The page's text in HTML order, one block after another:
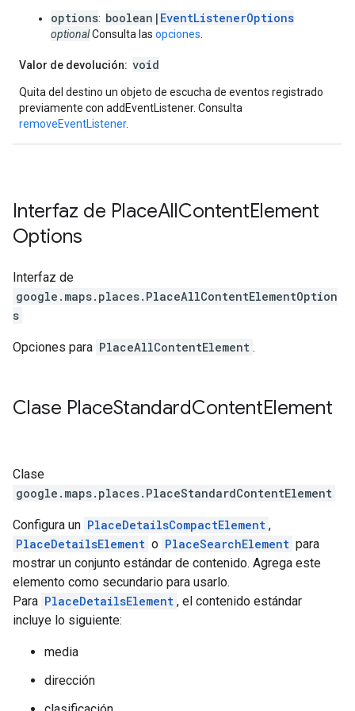
options: boolean| EventListenerOptions
optionalConsulta las opciones
Valor de devolución: void
Quita del destino un objeto de escucha de eventos registrado
previamente con addEventListener. Consulta
removeEventListener.
Interfaz de PlaceAllContentElement
Options
Interfaz de
google.maps.places. PlaceAllContentElementOption
s
Opciones para PlaceAllContentElement .
Clase PlaceStandardContentElement
Clase
google.maps.places. PlaceStandardContentElement
Configura un PlaceDetailsCompactElement ,
PlaceDetailsElement o PlaceSearchElement para
mostrar un conjunto estándar de contenido. Agrega este
elemento como secundario para usarlo.
Para PlaceDetailsElement , el contenido estándar
incluye lo siguiente:
media
dirección